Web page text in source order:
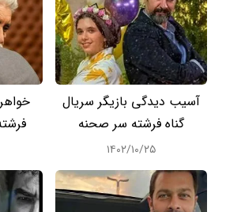
آسیب دیدگی بازیگر سریال
گناه فرشته سر صحنه
۱۴۰۲/۱۰/۲۵